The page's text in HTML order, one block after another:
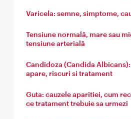
Varicela: semne, simptome,
Tensiune normală, mare sau
tensiune arterială
Candidoza (Candida Albicans):
apare, riscuri si tratament
Guta: cauzele aparitiei, cum
ce tratament trebuie sa urmezi